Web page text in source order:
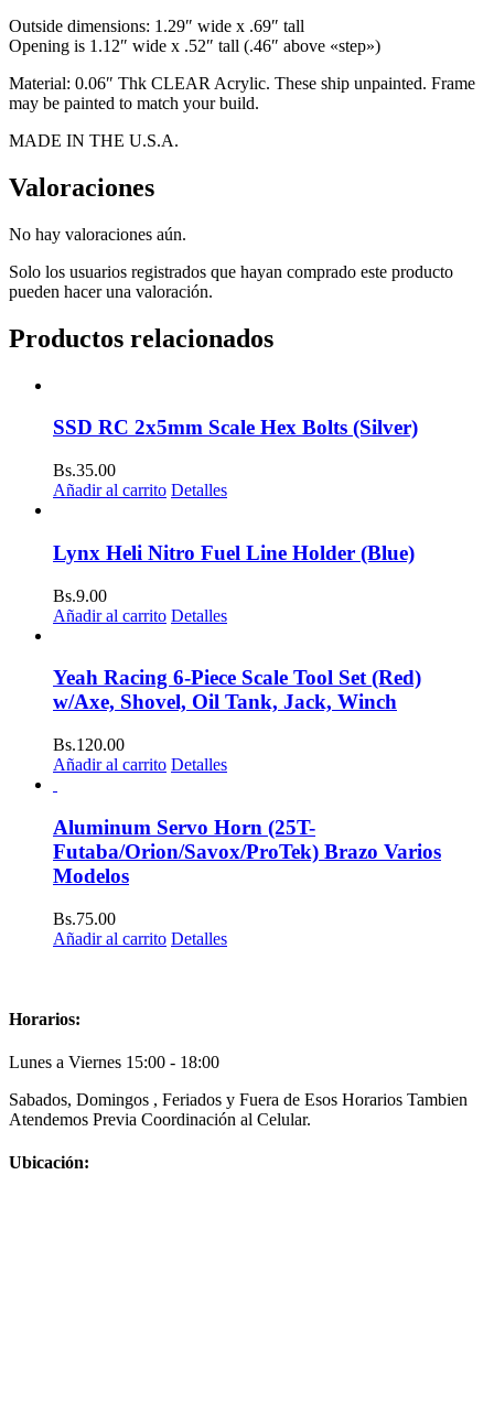
Outside dimensions: 1.29″ wide x .69″ tall
Opening is 1.12″ wide x .52″ tall (.46″ above «step»)
Material: 0.06″ Thk CLEAR Acrylic. These ship unpainted. Frame
may be painted to match your build.
MADE IN THE U.S.A.
Valoraciones
No hay valoraciones aún.
Solo los usuarios registrados que hayan comprado este producto
pueden hacer una valoración.
Productos relacionados
SSD RC 2x5mm Scale Hex Bolts (Silver)
Bs.35.00
Añadir al carrito Detalles
Lynx Heli Nitro Fuel Line Holder (Blue)
Bs.9.00
Añadir al carrito Detalles
Yeah Racing 6-Piece Scale Tool Set (Red)
w/Axe, Shovel, Oil Tank, Jack, Winch
Bs.120.00
Añadir al carrito Detalles
Aluminum Servo Horn (25T-
Futaba/Orion/Savox/ProTek) Brazo Varios
Modelos
Bs.75.00
Añadir al carrito Detalles
Horarios:
Lunes a Viernes 15:00 - 18:00
Sabados, Domingos , Feriados y Fuera de Esos Horarios Tambien
Atendemos Previa Coordinación al Celular.
Ubicación: